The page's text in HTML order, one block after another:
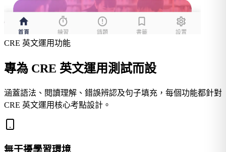
CRE 英文運用功能
專為 CRE 英文運用測試而設
涵蓋語法、閱讀理解、錯誤辨認及句子填充，每個功能都針對
CRE 英文運用核心考點設計。
無干擾學習環境